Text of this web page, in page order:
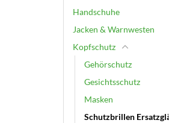
Handschuhe
Jacken & Warnwesten
Kopfschutz
Gehörschutz
Gesichtsschutz
Masken
Schutzbrillen